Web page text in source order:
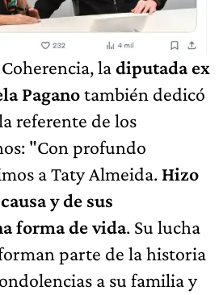
ladiputada ex
Paganotambién dedicó
referente de los
"Con profundo
a Taty Almeida. Hizo
y de sus
forma de vida. Su lucha
parte de la historia
a su familia y